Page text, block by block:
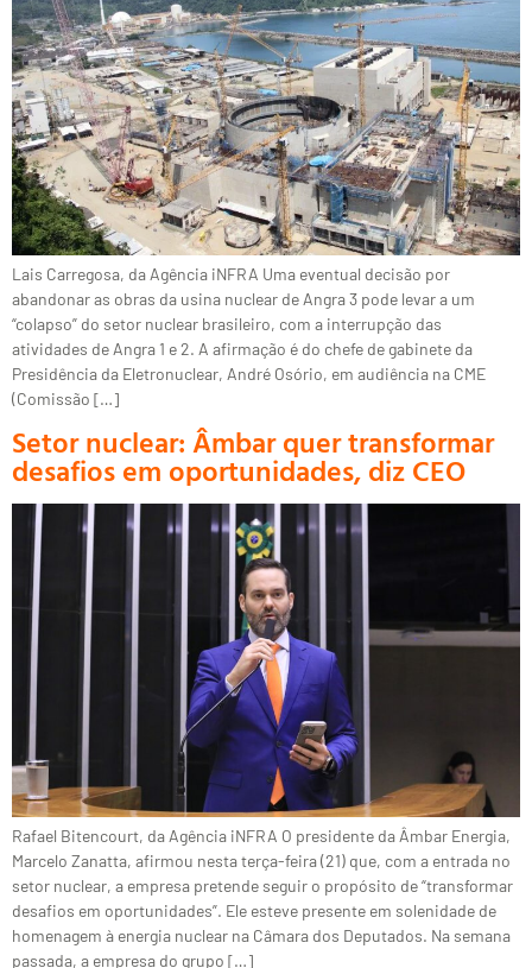
Lais Carregosa, da Agência iNFRA Uma eventual decisão por
abandonar as obras da usina nuclear de Angra 3 pode levar a um
“colapso” do setor nuclear brasileiro, com a interrupção das
atividades de Angra 1 e 2. A afirmação é do chefe de gabinete da
Presidência da Eletronuclear, André Osório, em audiência na CME
(Comissão […]
Setor nuclear: Âmbar quer transformar
desafios em oportunidades, diz CEO
Rafael Bitencourt, da Agência iNFRA O presidente da Âmbar Energia,
Marcelo Zanatta, afirmou nesta terça-feira (21) que, com a entrada no
setor nuclear, a empresa pretende seguir o propósito de “transformar
desafios em oportunidades”. Ele esteve presente em solenidade de
homenagem à energia nuclear na Câmara dos Deputados. Na semana
passada, a empresa do grupo […]